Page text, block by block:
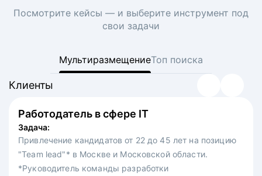
Посмотрите кейсы — и выберите инструмент под
свои задачи
МультиразмещениеТоп поиска
Работодатель в сфере IT
Задача:
Привлечение кандидатов от 22 до 45 лет на позицию
"Team lead"* в Москве и Московской области.
*Руководитель команды разработки
Клиенты
Федеральная сеть ресторанов
Задача:
Привлечение на вакансию официантов в московскую
точку известной федеральной сети ресторанов.
Клиенты